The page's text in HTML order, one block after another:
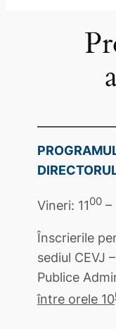
Vineri: 1100–
Înscrierile
sediul CEVJ
Publice
între orele 10